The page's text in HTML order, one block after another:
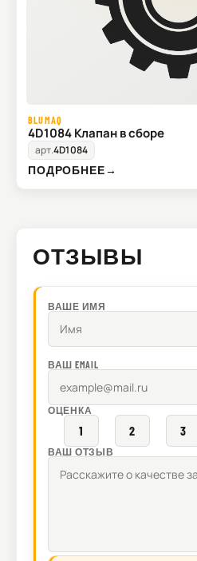
BLUMAQ
4D1084 Клапан в сборе
арт.4D1084
ПОДРОБНЕЕ→
ОТЗЫВЫ
ВАШЕ ИМЯ
ВАШ EMAIL
ОЦЕНКА
1 2 3
ВАШ ОТЗЫВ